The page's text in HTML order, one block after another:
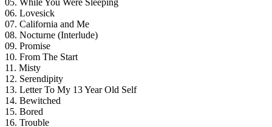
06. Lovesick
07. California and Me
08. Nocturne (Interlude)
09. Promise
10. From The Start
11. Misty
12. Serendipity
13. Letter To My 13 Year Old Self
14. Bewitched
15. Bored
16. Trouble